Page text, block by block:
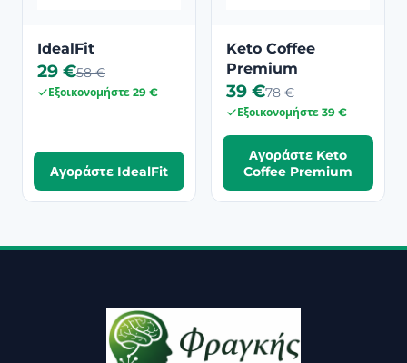
IdealFit
29 €58 €
Εξοικονομήστε 29 €
Αγοράστε IdealFit
Keto Coffee
Premium
39 €78 €
Εξοικονομήστε 39 €
Αγοράστε Keto
Coffee Premium